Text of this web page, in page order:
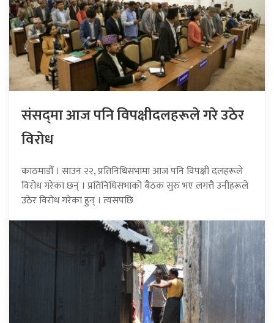
संसद्‍मा आज पनि विपक्षीदलहरूले गरे उठेर
विरोध
काठमाडौँ । साउन २२, प्रतिनिधिसभामा आज पनि विपक्षी दलहरूले
विरोध गरेका छन् । प्रतिनिधिसभाको बैठक सुरु भए लगत्तै उनीहरूले
उठेर विरोध गरेका हुन् । त्यसपछि